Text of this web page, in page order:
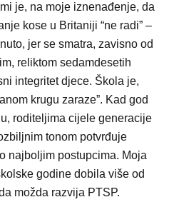
je, na moje iznenađenje, da
kose u Britaniji “ne radi” –
jer se smatra, zavisno od
reliktom sedamdesetih
integritet djece. Škola je,
krugu zaraze”. Kad god
roditeljima cijele generacije
tonom potvrđuje
najboljim postupcima. Moja
godine dobila više od
možda razvija PTSP.